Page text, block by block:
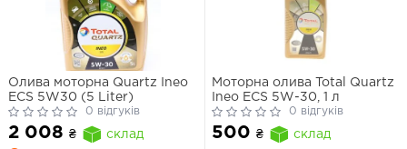
Олива моторна Quartz Ineo
ECS 5W30 (5 Liter)
0 відгуків
2 008 ₴
склад
Моторна олива Total Quartz
Ineo ECS 5W-30, 1 л
0 відгуків
500 ₴ склад